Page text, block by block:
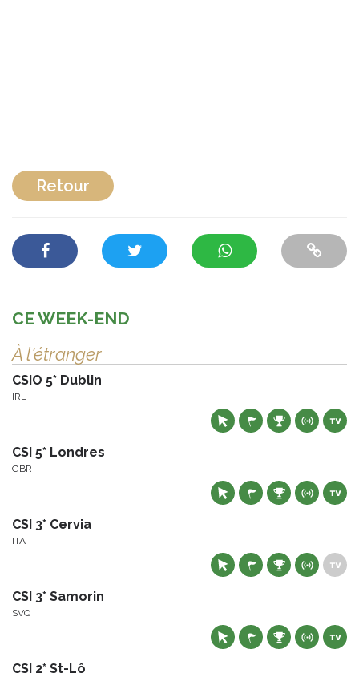
Retour
CE WEEK-END
À l'étranger
CSIO 5* Dublin
IRL
CSI 5* Londres
GBR
CSI 3* Cervia
ITA
CSI 3* Samorin
SVQ
CSI 2* St-Lô